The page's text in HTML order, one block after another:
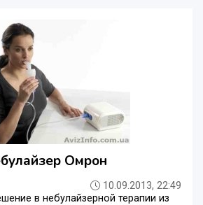
Омрон
10.09.2013, 22:49
в небулайзерной терапии из